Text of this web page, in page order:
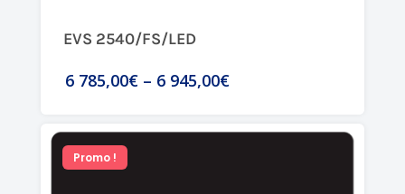
EVS 2540/FS/LED
6 785,00€ – 6 945,00€
Promo !